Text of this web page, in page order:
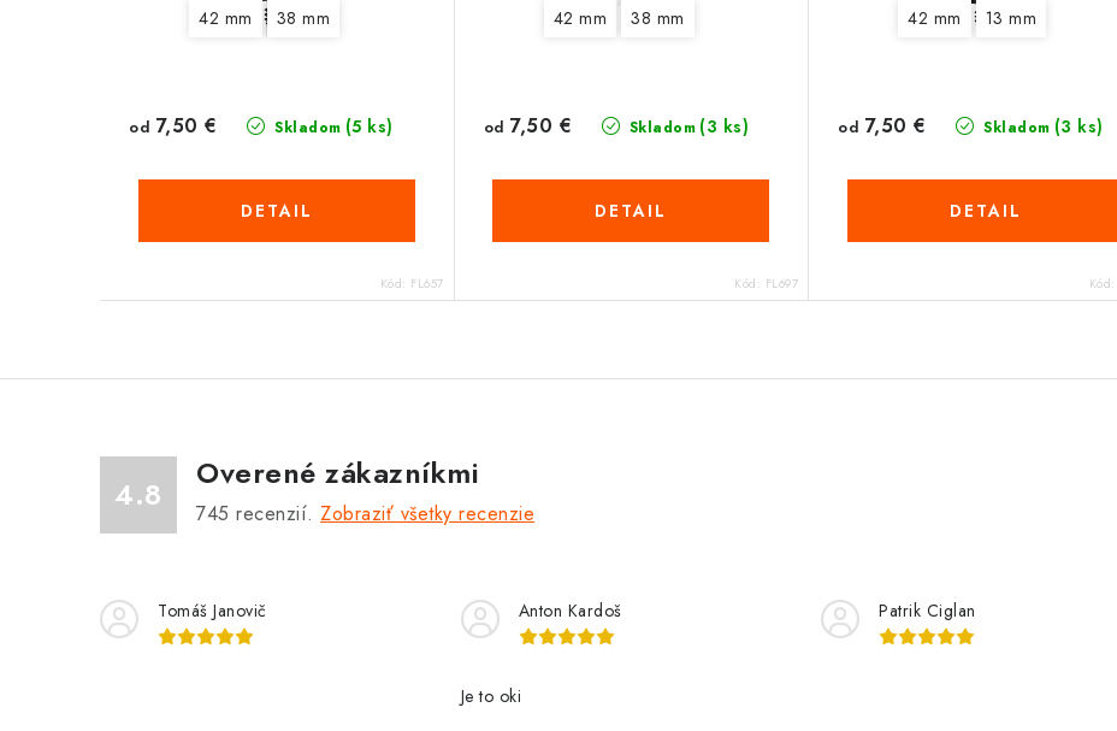
42 mm 38 mm
Skladom (5 ks)
od 7,50 €
DETAIL
Kód: FL657
42 mm 38 mm
Skladom (3 ks)
od 7,50 €
DETAIL
Kód: FL697
42 mm 13 mm
Skladom (3 ks)
od 7,50 €
DETAIL
Kód:
4.8
Overené zákazníkmi
745 recenzií. Zobraziť všetky recenzie
Tomáš Janovič Anton Kardoš
Je to oki
Patrik Ciglan